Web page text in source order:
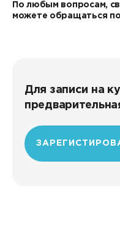
По любым вопросам,
можете обращаться
Для записи на